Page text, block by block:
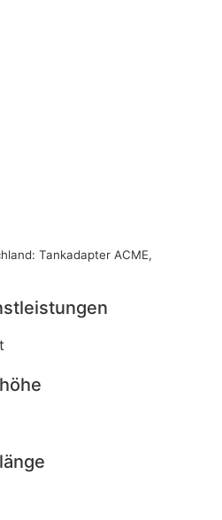
Tankadapter ACME,